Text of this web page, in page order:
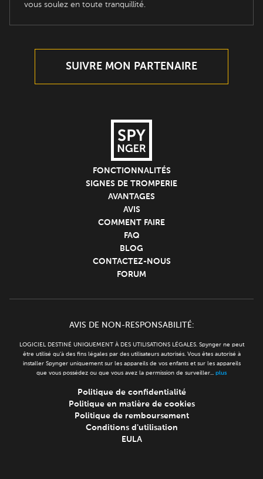
vous soulez en toute tranquillité.
SUIVRE MON PARTENAIRE
FONCTIONNALITÉS
SIGNES DE TROMPERIE
AVANTAGES
AVIS
COMMENT FAIRE
FAQ
BLOG
CONTACTEZ-NOUS
FORUM
AVIS DE NON-RESPONSABILITÉ:
LOGICIEL DESTINÉ UNIQUEMENT À DES UTILISATIONS LÉGALES. Spynger ne peut
être utilisé qu'à des fins légales par des utilisateurs autorisés. Vous êtes autorisé à
installer Spynger uniquement sur les appareils de vos enfants et sur les appareils
que vous possédez ou que vous avez la permission de surveiller... plus
Politique de confidentialité
Politique en matière de cookies
Politique de remboursement
Conditions d'utilisation
EULA